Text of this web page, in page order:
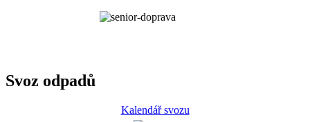
Svoz odpadů
Kalendář svozu